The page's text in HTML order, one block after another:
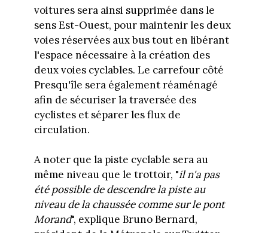
voitures sera ainsi supprimée dans le
sens Est-Ouest, pour maintenir les deux
voies réservées aux bus tout en libérant
l'espace nécessaire à la création des
deux voies cyclables. Le carrefour côté
Presqu'île sera également réaménagé
afin de sécuriser la traversée des
cyclistes et séparer les flux de
circulation.
A noter que la piste cyclable sera au
même niveau que le trottoir, "il n'a pas
été possible de descendre la piste au
niveau de la chaussée comme sur le pont
Morand", explique Bruno Bernard,